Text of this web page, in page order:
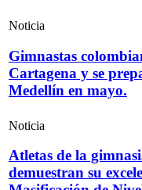
Noticia
Gimnastas
Cartagena y se
Medellín en mayo.
Noticia
Atletas de la
demuestran su